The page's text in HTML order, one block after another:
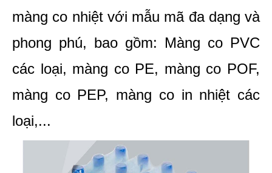
màng co nhiệt với mẫu mã đa dạng và
phong phú, bao gồm: Màng co PVC
các loại, màng co PE, màng co POF,
màng co PEP, màng co in nhiệt các
loại,...